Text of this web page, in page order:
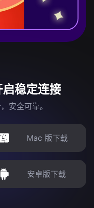
稳定连接
安全可靠。
Mac 版下载
安卓版下载